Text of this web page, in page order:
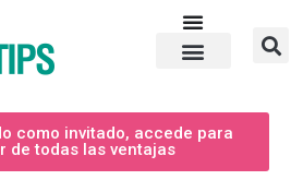
herramientas
como invitado, accede para
de todas las ventajas